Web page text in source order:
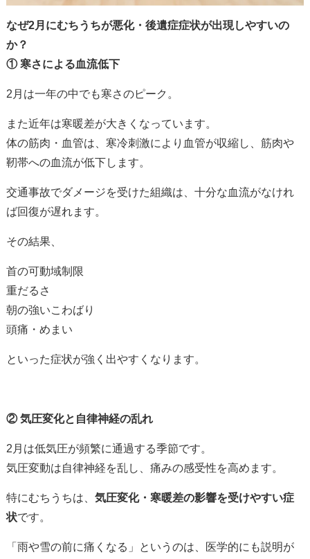
なぜ2月にむちうちが悪化・後遺症症状が出現しやすいの
か？
①寒さによる血流低下
2 月は一年の中でも寒さのピーク。
また近年は寒暖差が大きくなっています。
体の筋肉・血管は、寒冷刺激により血管が収縮し、筋肉や
靭帯への血流が低下します。
交通事故でダメージを受けた組織は、十分な血流がなけれ
ば回復が遅れます。
その結果、
首の可動域制限
重だるさ
朝の強いこわばり
頭痛・めまい
といった症状が強く出やすくなります。
②気圧変化と自律神経の乱れ
2 月は低気圧が頻繁に通過する季節です。
気圧変動は自律神経を乱し、痛みの感受性を高めます。
特にむちうちは、 気圧変化・寒暖差の影響を受けやすい症
状です。
「雨や雪の前に痛くなる」というのは、医学的にも説明が